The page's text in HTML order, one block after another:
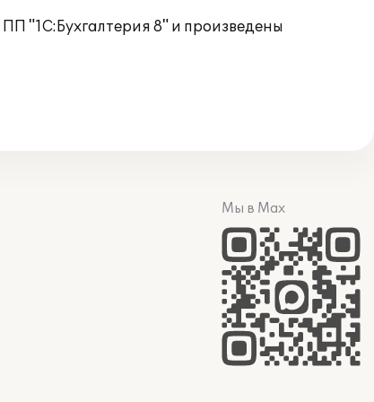
"1С:Бухгалтерия 8" и произведены
Мы в Max